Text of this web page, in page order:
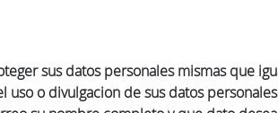
sus datos personales mismas que
o divulgacion de sus datos